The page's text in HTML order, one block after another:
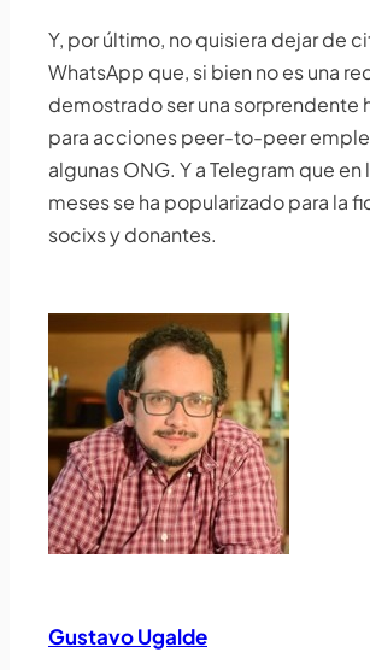
Y, por último, no quisiera dejar de
WhatsApp que, si bien no es una
demostrado ser una sorprendente
para acciones peer-to-peer
algunas ONG. Y a Telegram que
meses se ha popularizado para la
socixs y donantes.
Gustavo Ugalde